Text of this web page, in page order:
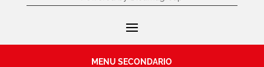
MENU SECONDARIO